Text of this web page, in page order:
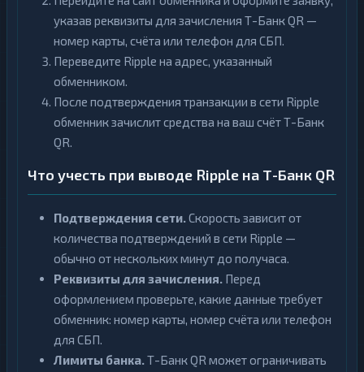
указав реквизиты для зачисления Т-Банк QR —
номер карты, счёта или телефон для СБП.
Переведите Ripple на адрес, указанный
обменником.
После подтверждения транзакции в сети Ripple
обменник зачислит средства на ваш счёт Т-Банк
QR.
Что учесть при выводе Ripple на Т-Банк QR
Подтверждения сети.Скорость зависит от
количества подтверждений в сети Ripple —
обычно от нескольких минут до получаса.
Реквизиты для зачисления. Перед
оформлением проверьте, какие данные требует
обменник: номер карты, номер счёта или телефон
для СБП.
Лимиты банка.Т-Банк QR может ограничивать